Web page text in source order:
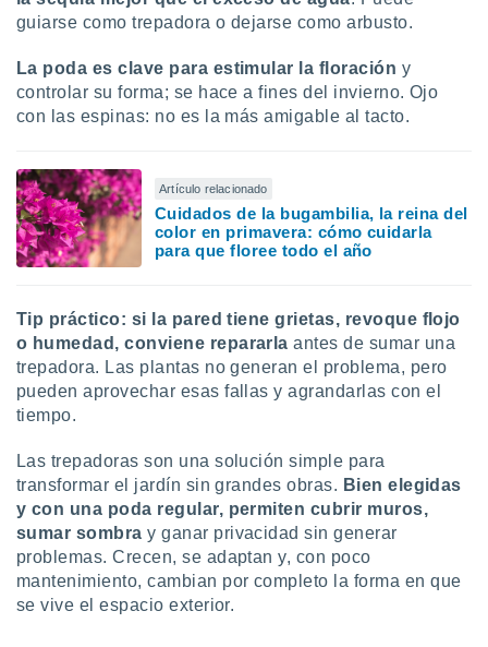
guiarse como trepadora o dejarse como arbusto.
La poda es clave para estimular la floración y
controlar su forma; se hace a fines del invierno. Ojo
con las espinas: no es la más amigable al tacto.
Artículo relacionado
Cuidados de la bugambilia, la reina del
color en primavera: cómo cuidarla
para que floree todo el año
Tip práctico: si la pared tiene grietas, revoque flojo
o humedad, conviene repararla antes de sumar una
trepadora. Las plantas no generan el problema, pero
pueden aprovechar esas fallas y agrandarlas con el
tiempo.
Las trepadoras son una solución simple para
transformar el jardín sin grandes obras. Bien elegidas
y con una poda regular, permiten cubrir muros,
sumar sombra y ganar privacidad sin generar
problemas. Crecen, se adaptan y, con poco
mantenimiento, cambian por completo la forma en que
se vive el espacio exterior.